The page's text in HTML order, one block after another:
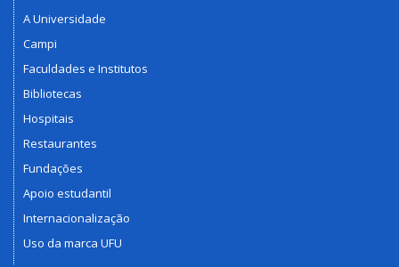
A Universidade
Campi
Faculdades e Institutos
Bibliotecas
Hospitais
Restaurantes
Fundações
Apoio estudantil
Internacionalização
Uso da marca UFU